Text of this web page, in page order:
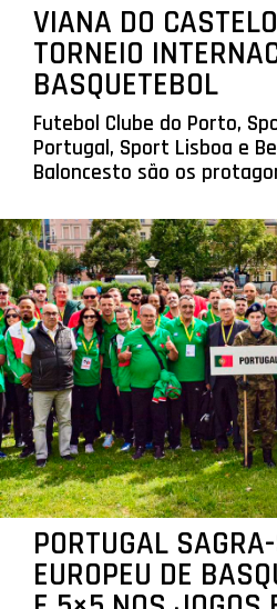
VIANA DO
TORNEIO
BASQUETEBOL
Futebol Clube do Porto,
Portugal, Sport Lisboa e
Baloncesto são os
PORTUGAL
EUROPEU DE